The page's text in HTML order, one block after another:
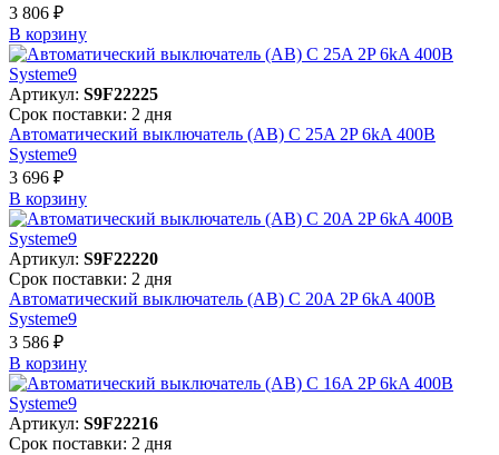
3 806 ₽
В корзинy
Артикул: S9F22225
Срок поставки: 2 дня
Автоматический выключатель (АВ) C 25A 2P 6kA 400В
Systeme9
3 696 ₽
В корзинy
Артикул: S9F22220
Срок поставки: 2 дня
Автоматический выключатель (АВ) C 20A 2P 6kA 400В
Systeme9
3 586 ₽
В корзинy
Артикул: S9F22216
Срок поставки: 2 дня